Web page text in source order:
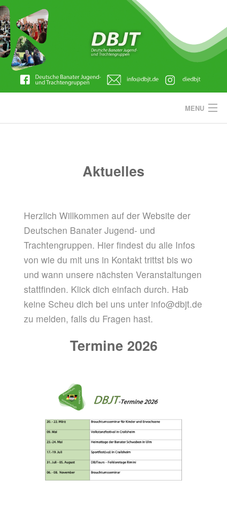
Skip
to
content
MENU
MITGLIED WERDEN
Aktuelles
Herzlich Willkommen auf der Website der
Deutschen Banater Jugend- und
Trachtengruppen. Hier findest du alle Infos
von wie du mit uns in Kontakt trittst bis wo
und wann unsere nächsten Veranstaltungen
stattfinden. Klick dich einfach durch. Hab
keine Scheu dich bei uns unter info@dbjt.de
zu melden, falls du Fragen hast.
Termine 2026